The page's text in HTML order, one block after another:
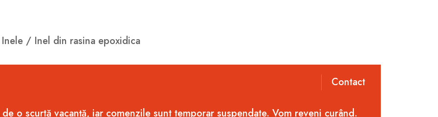
Inele / Inel din rasina epoxidica
Contact
o scurtă vacanță, iar comenzile sunt temporar suspendate. Vom reveni curând.